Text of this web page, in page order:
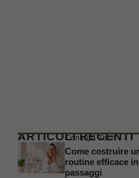
ARTICOLI RECENTI
Consigli Tech
Come costruire
routine efficace
passaggi